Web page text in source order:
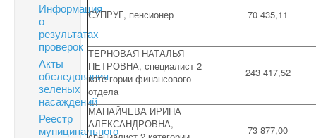
Информация
о
результатах
проверок
Акты
обследования
зеленых
насаждений
Реестр
муниципального
СУПРУГ, пенсионер 70 435,11
ТЕРНОВАЯ НАТАЛЬЯ
ПЕТРОВНА, специалист 2
кате-гории финансового
отдела
243 417,52
МАНАЙЧЕВА ИРИНА
АЛЕКСАНДРОВНА,
73 877,00